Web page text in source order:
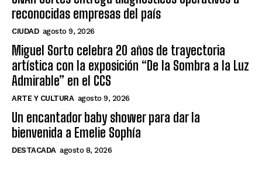
reconocidas empresas del país
CIUDAD agosto 9, 2026
Miguel Sorto celebra 20 años de trayectoria
artística con la exposición “De la Sombra a la Luz
Admirable” en el CCS
ARTE Y CULTURA agosto 9, 2026
Un encantador baby shower para dar la
bienvenida a Emelie Sophía
DESTACADA agosto 8, 2026